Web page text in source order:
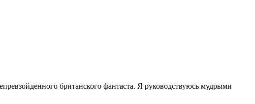
британского фантаста. Я руководствуюсь муд­рыми